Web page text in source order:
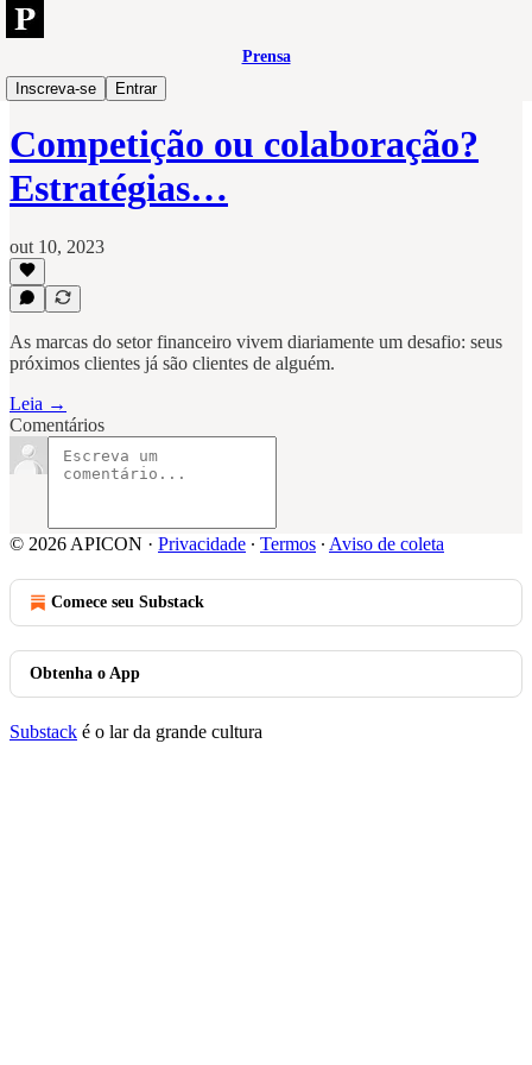
Prensa
Inscreva-se
Entrar
Open
Competição ou colaboração?
Estratégias…
out 10, 2023
As marcas do setor financeiro vivem diariamente um desafio: seus
próximos clientes já são clientes de alguém.
Leia →
Comentários
© 2026 APICON · Privacidade ∙ Termos ∙ Aviso de coleta
Comece seu Substack
Obtenha o App
Substack é o lar da grande cultura